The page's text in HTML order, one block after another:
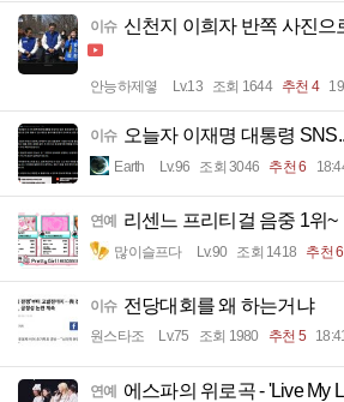
이슈 신천지 이희자 반쪽 사진으
안능하제옇 Lv.13 조회 1644 추천 4
이슈 오늘자 이재명 대통령
Earth Lv.96 조회 3046 추천 6
연예 리센느 프리티걸 음중 1위~
많이슬프다 Lv.90 조회 1418 추천 6
이슈 전당대회를 왜 하는거냐
원스타조 Lv.75 조회 1980 추천 5
연예 에스파의 위로곡 - 'Live My